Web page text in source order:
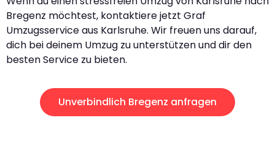
Bregenz möchtest, kontaktiere jetzt Graf
Umzugsservice aus Karlsruhe. Wir freuen uns darauf,
dich bei deinem Umzug zu unterstützen und dir den
besten Service zu bieten.
Unverbindlich Bregenz anfragen